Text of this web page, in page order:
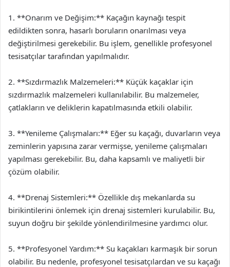
1. **Onarım ve Değişim:** Kaçağın kaynağı tespit
edildikten sonra, hasarlı boruların onarılması veya
değiştirilmesi gerekebilir. Bu işlem, genellikle profesyonel
tesisatçılar tarafından yapılmalıdır.
2. **Sızdırmazlık Malzemeleri:** Küçük kaçaklar için
sızdırmazlık malzemeleri kullanılabilir. Bu malzemeler,
çatlakların ve deliklerin kapatılmasında etkili olabilir.
3. **Yenileme Çalışmaları:** Eğer su kaçağı, duvarların veya
zeminlerin yapısına zarar vermişse, yenileme çalışmaları
yapılması gerekebilir. Bu, daha kapsamlı ve maliyetli bir
çözüm olabilir.
4. **Drenaj Sistemleri:** Özellikle dış mekanlarda su
birikintilerini önlemek için drenaj sistemleri kurulabilir. Bu,
suyun doğru bir şekilde yönlendirilmesine yardımcı olur.
5. **Profesyonel Yardım:** Su kaçakları karmaşık bir sorun
olabilir. Bu nedenle, profesyonel tesisatçılardan ve su kaçağı